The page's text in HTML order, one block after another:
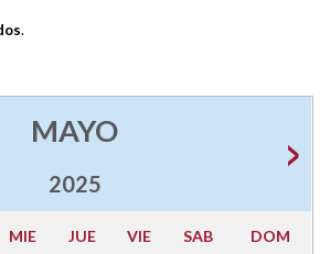
.
MAYO
2025
MIE JUE VIE SAB DOM